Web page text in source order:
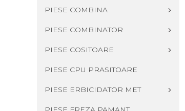
PIESE COMBINA
PIESE COMBINATOR
PIESE COSITOARE
PIESE CPU PRASITOARE
PIESE ERBICIDATOR MET